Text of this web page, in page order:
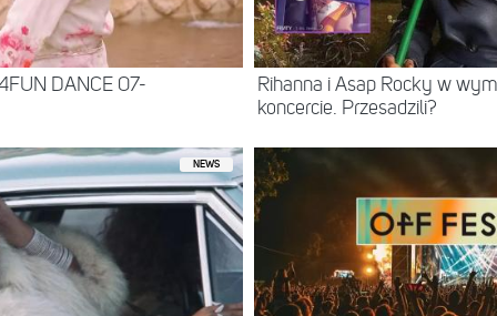
DANCE 07-
Rihanna i Asap Rocky w
koncercie. Przesadzili?
NEWS